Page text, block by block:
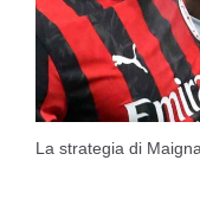
La strategia di